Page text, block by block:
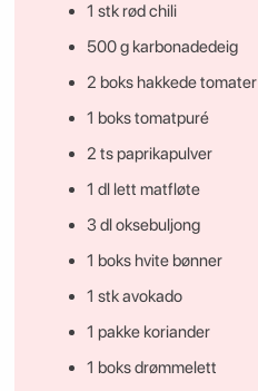
1 stkrød chili
500g karbonadedeig
2 boks hakkede tomater
1 bokstomatpuré
2 ts paprikapulver
1 dl lett matfløte
3 dl oksebuljong
1 boks hvite bønner
1 stkavokado
1 pakke koriander
1 boksdrømmelett